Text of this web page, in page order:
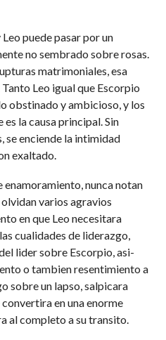
puede pasar por un
no sembrado sobre rosas.
matrimoniales, esa
Leo igual que Escorpio
obstinado y ambicioso, y los
la causa principal. Sin
se enciende la intimidad
exaltado.
nunca notan
varios agravios
en que Leo necesitara
cualidades de liderazgo,
lider sobre Escorpio, asi­
o tambien resentimiento a
sobre un lapso, salpicara
en una enorme
al completo a su transito.